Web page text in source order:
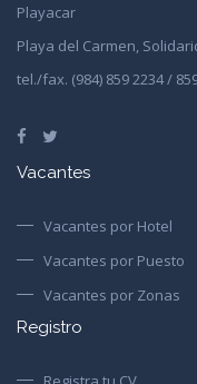
Playacar
Playa del Carmen,
tel./fax. (984) 859 2234 /
Vacantes
Vacantes por Hotel
Vacantes por Puesto
Vacantes por Zonas
Registro